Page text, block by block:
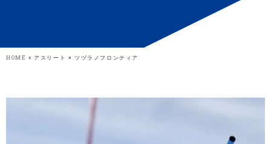
HOME » アスリート × ツヅラノフロンティア